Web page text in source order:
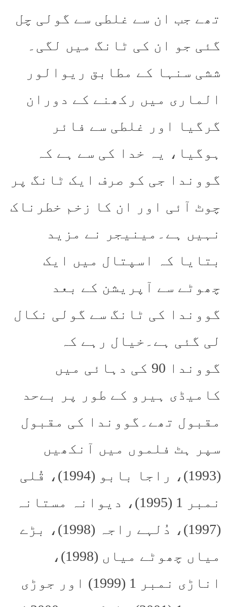
تھے جب ان سے غلطی سے گولی چل
گئی جو ان کی ٹانگ میں لگی۔
ششی سنہا کے مطابق ریوالور
الماری میں رکھنے کے دوران
گرگیا اور غلطی سے فائر
ہوگیا، یہ خدا کی سے ہے کہ
گووندا جی کو صرف ایک ٹانگ پر
چوٹ آئی اور ان کا زخم خطرناک
نہیں ہے۔مینیجر نے مزید
بتایا کہ اسپتال میں ایک
چھوٹے سے آپریشن کے بعد
گووندا کی ٹانگ سے گولی نکال
لی گئی ہے۔خیال رہے کہ
گووندا 90 کی دہائی میں
کامیڈی ہیرو کے طور پر بےحد
مقبول تھے۔گووندا کی مقبول
سپر ہٹ فلموں میں آنکھیں
(1993)، راجا بابو (1994)، قُلی
نمبر 1 (1995)، دیوانہ مستانہ
(1997)، دُلہے راجہ (1998)، بڑے
میاں چھوٹے میاں (1998)،
اناڑی نمبر 1 (1999) اور جوڑی